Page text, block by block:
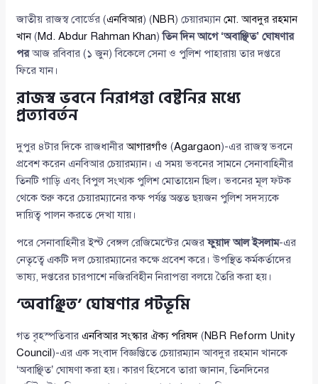
জাতীয় রাজস্ব বোর্ডের (এনবিআর) (NBR) চেয়ারম্যানমো. আবদুর রহমান
খান(Md. Abdur Rahman Khan)তিন দিন আগে ‘অবাঞ্ছিত’ ঘোষণার
পরআজ রবিবার (১ জুন) বিকেলে সেনা ও পুলিশ পাহারায় তার দপ্তরে
ফিরে যান।
রাজস্ব ভবনে নিরাপত্তা বেষ্টনির মধ্যে
প্রত্যাবর্তন
দুপুর ৪টার দিকে রাজধানীরআগারগাঁও (Agargaon)-এর রাজস্ব ভবনে
প্রবেশ করেন এনবিআর চেয়ারম্যান। এ সময় ভবনের সামনে সেনাবাহিনীর
তিনটি গাড়ি এবং বিপুল সংখ্যক পুলিশ মোতায়েন ছিল। ভবনের মূল ফটক
থেকে শুরু করে চেয়ারম্যানের কক্ষ পর্যন্ত অন্তত ছয়জন পুলিশ সদস্যকে
দায়িত্ব পালন করতে দেখা যায়।
পরে সেনাবাহিনীর ইস্ট বেঙ্গল রেজিমেন্টের মেজরফুয়াদ আল ইসলাম-এর
নেতৃত্বে একটি দল চেয়ারম্যানের কক্ষে প্রবেশ করে। উপস্থিত কর্মকর্তাদের
ভাষ্য, দপ্তরের চারপাশে নজিরবিহীন নিরাপত্তা বলয়ে তৈরি করা হয়।
‘অবাঞ্ছিত’ ঘোষণার পটভূমি
গত বৃহস্পতিবারএনবিআর সংস্কার ঐক্য পরিষদ (NBR Reform Unity
Council )-এর এক সংবাদ বিজ্ঞপ্তিতে চেয়ারম্যান আবদুর রহমান খানকে
‘অবাঞ্ছিত’ ঘোষণা করা হয়। কারণ হিসেবে তারা জানান, তিনদিনের